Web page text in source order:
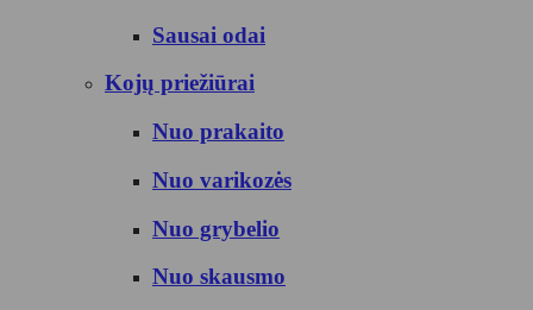
Sausai odai
Kojų priežiūrai
Nuo prakaito
Nuo varikozės
Nuo grybelio
Nuo skausmo